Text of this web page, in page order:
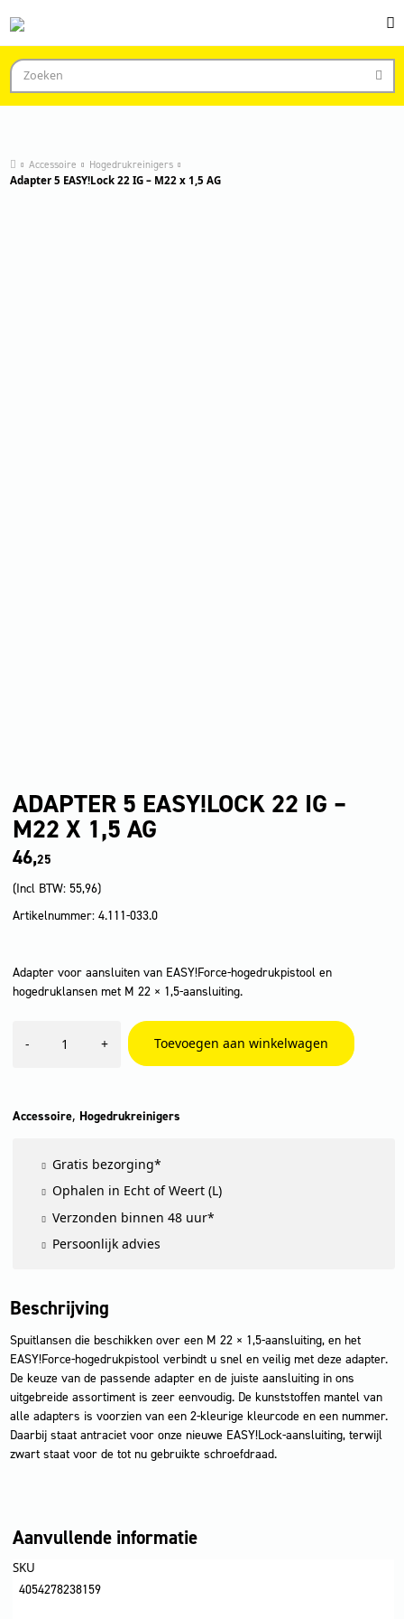
Accessoire Hogedrukreinigers
Adapter 5 EASY!Lock 22 IG – M22 x 1,5 AG
ADAPTER 5 EASY!LOCK 22 IG –
M22 X 1,5 AG
46,25
(Incl BTW: 55,96)
Artikelnummer: 4.111-033.0
Adapter voor aansluiten van EASY!Force-hogedrukpistool en
hogedruklansen met M 22 × 1,5-aansluiting.
-
-
aantal
+ Toevoegen aan winkelwagen
Accessoire, Hogedrukreinigers
Gratis bezorging*
Ophalen in Echt of Weert (L)
Verzonden binnen 48 uur*
Persoonlijk advies
Beschrijving
Spuitlansen die beschikken over een M 22 × 1,5-aansluiting, en het
EASY!Force-hogedrukpistool verbindt u snel en veilig met deze adapter.
De keuze van de passende adapter en de juiste aansluiting in ons
uitgebreide assortiment is zeer eenvoudig. De kunststoffen mantel van
alle adapters is voorzien van een 2-kleurige kleurcode en een nummer.
Daarbij staat antraciet voor onze nieuwe EASY!Lock-aansluiting, terwijl
zwart staat voor de tot nu gebruikte schroefdraad.
Aanvullende informatie
SKU
4054278238159